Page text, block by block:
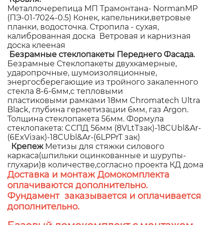
Металлочерепица МП Трамонтана- NormanMP
(ПЭ-01-7024-0.5) Конек, капельники,ветровые
планки, водосточка. Стропила - сухая,
калиброванная доска Ветровая и карнизная
доска клееная
Безрамные стеклопакеты Переднего Фасада.
Безрамные Стеклопакеты двухкамерные,
ударопрочные, шумоизоляционные,
энергосберегающие из тройного закаленного
стекла 8-6-6мм,с тепловыми
пластиковыми рамками 18мм Chromatech Ultra
Black, глубина герметизации 6мм, газ Argon.
Толщина стеклопакета 56мм. Формула
стеклопакета: CСПД 56мм (8VLtTзак)-18CUbl&Ar-
(6ExViзак)-18CUbl&Ar-(6LPPrT зак)
Крепеж Метизы для стяжки силового
каркаса(шпильки оцинкованные и шурупы-
глухари)в количестве,согласно проекта КД дома
Доставка и монтаж Домокомплекта
оплачиваются дополнительно.
Фундамент заказывается и оплачивается
дополнительно.